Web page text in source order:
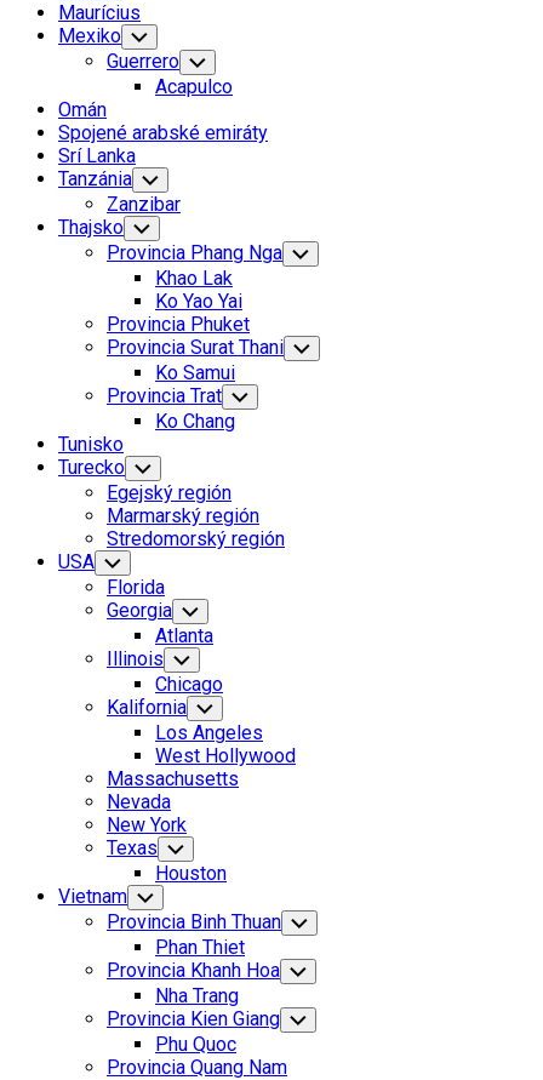
Maurícius
Mexiko Toggle
Child
Menu
Guerrero Toggle
Child
Menu
Acapulco
Omán
Spojené arabské emiráty
Srí Lanka
Tanzánia Toggle
Child
Menu
Zanzibar
Thajsko Toggle
Child
Menu
Provincia Phang Nga Toggle
Child
Khao Lak
Ko Yao Yai
Provincia Phuket
Provincia Surat Thani Toggle
Child
Ko Samui
Provincia Trat Toggle
Child
Menu
Ko Chang
Tunisko
Turecko Toggle
Child
Menu
Egejský región
Marmarský región
Stredomorský región
USA Toggle
Child
Menu
Florida
Georgia Toggle
Child
Menu
Atlanta
Illinois Toggle
Child
Menu
Chicago
Kalifornia Toggle
Child
Menu
Los Angeles
West Hollywood
Massachusetts
Nevada
New York
Texas Toggle
Child
Menu
Houston
Vietnam Toggle
Child
Menu
Provincia Binh Thuan Toggle
Child
Menu
Phan Thiet
Provincia Khanh Hoa Toggle
Child
Menu
Nha Trang
Provincia Kien Giang Toggle
Child
Phu Quoc
Provincia Quang Nam